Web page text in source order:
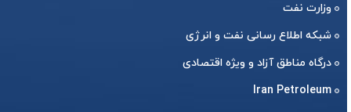
وزارت نفت
شبکه اطلاع رسانی نفت و انرژی
درگاه مناطق آزاد و ویژه اقتصادی
Iran Petroleum